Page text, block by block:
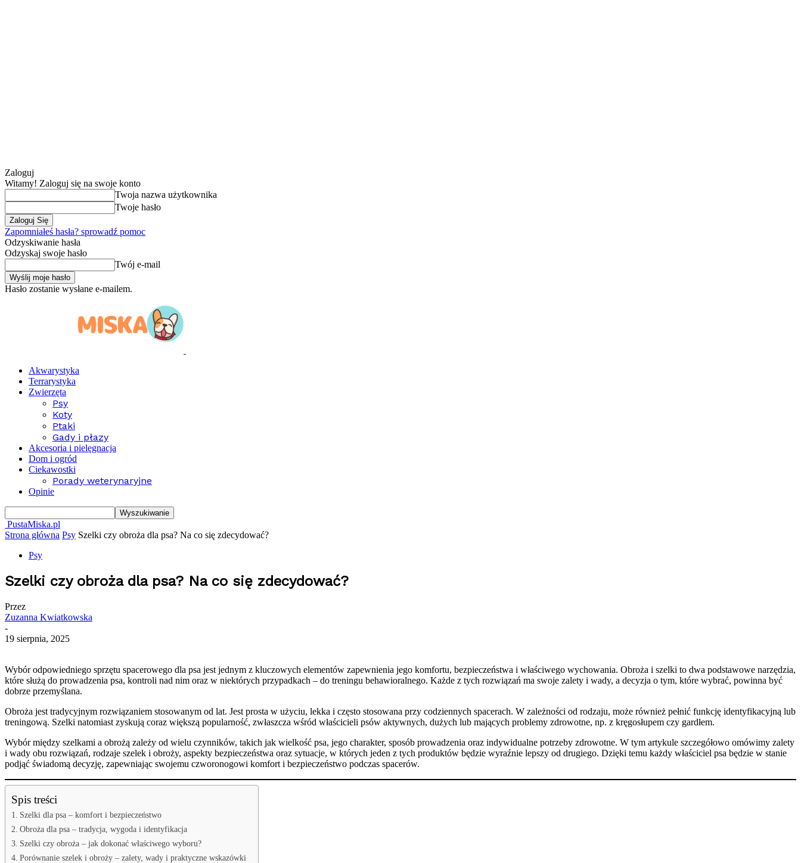
Zaloguj
Witamy! Zaloguj się na swoje konto
Twoja nazwa użytkownika
Twoje hasło
Zapomniałeś hasła? sprowadź pomoc
Odzyskiwanie hasła
Odzyskaj swoje hasło
Twój e-mail
Hasło zostanie wysłane e-mailem.
Akwarystyka
Terrarystyka
Zwierzęta
Psy
Koty
Ptaki
Gady i płazy
Akcesoria i pielęgnacja
Dom i ogród
Ciekawostki
Porady weterynaryjne
Opinie
PustaMiska.pl
Strona główna Psy Szelki czy obroża dla psa? Na co się zdecydować?
Psy
Szelki czy obroża dla psa? Na co się zdecydować?
Przez
Zuzanna Kwiatkowska
-
19 sierpnia, 2025
Wybór odpowiedniego sprzętu spacerowego dla psa jest jednym z kluczowych elementów zapewnienia jego komfortu, bezpieczeństwa i właściwego wychowania. Obroża i szelki to dwa podstawowe narzędzia,
które służą do prowadzenia psa, kontroli nad nim oraz w niektórych przypadkach – do treningu behawioralnego. Każde z tych rozwiązań ma swoje zalety i wady, a decyzja o tym, które wybrać, powinna być
dobrze przemyślana.
Obroża jest tradycyjnym rozwiązaniem stosowanym od lat. Jest prosta w użyciu, lekka i często stosowana przy codziennych spacerach. W zależności od rodzaju, może również pełnić funkcję identyfikacyjną lub
treningową. Szelki natomiast zyskują coraz większą popularność, zwłaszcza wśród właścicieli psów aktywnych, dużych lub mających problemy zdrowotne, np. z kręgosłupem czy gardłem.
Wybór między szelkami a obrożą zależy od wielu czynników, takich jak wielkość psa, jego charakter, sposób prowadzenia oraz indywidualne potrzeby zdrowotne. W tym artykule szczegółowo omówimy zalety
i wady obu rozwiązań, rodzaje szelek i obroży, aspekty bezpieczeństwa oraz sytuacje, w których jeden z tych produktów będzie wyraźnie lepszy od drugiego. Dzięki temu każdy właściciel psa będzie w stanie
podjąć świadomą decyzję, zapewniając swojemu czworonogowi komfort i bezpieczeństwo podczas spacerów.
Spis treści
Szelki dla psa – komfort i bezpieczeństwo
Obroża dla psa – tradycja, wygoda i identyfikacja
Szelki czy obroża – jak dokonać właściwego wyboru?
Porównanie szelek i obroży – zalety, wady i praktyczne wskazówki